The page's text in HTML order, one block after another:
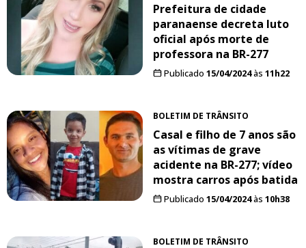
Prefeitura de cidade
paranaense decreta luto
oficial após morte de
professora na BR-277
Publicado 15/04/2024às 11h22
BOLETIM DE TRÂNSITO
Casal e filho de 7 anos são
as vítimas de grave
acidente na BR-277; vídeo
mostra carros após batida
Publicado 15/04/2024às 10h38
BOLETIM DE TRÂNSITO